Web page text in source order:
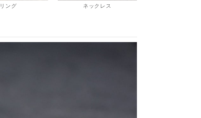
リング ネックレス